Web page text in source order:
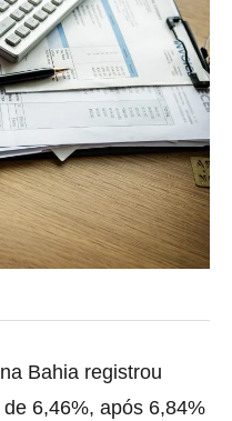
Bahia registrou
6,46%, após 6,84%